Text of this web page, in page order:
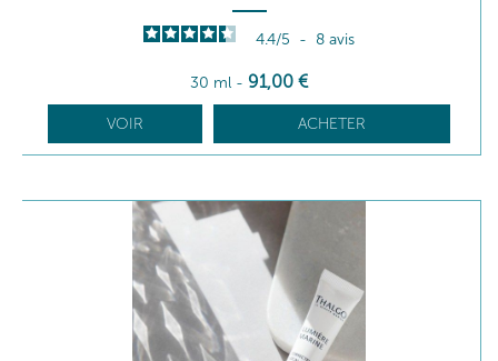
4.4/5 - 8 avis
30 ml - 91,00 €
VOIR ACHETER